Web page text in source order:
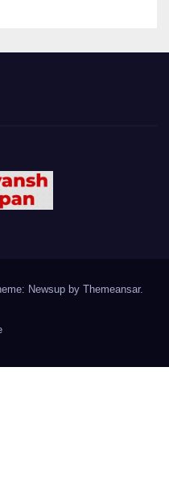
Newsup by Themeansar.